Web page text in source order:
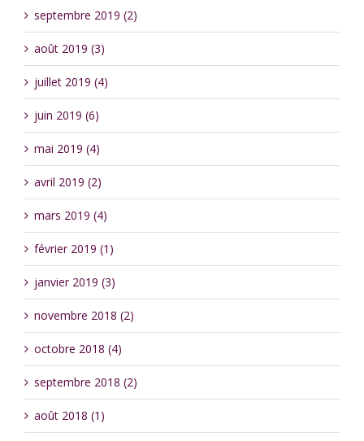
septembre 2019 (2)
août 2019 (3)
juillet 2019 (4)
juin 2019 (6)
mai 2019 (4)
avril 2019 (2)
mars 2019 (4)
février 2019 (1)
janvier 2019 (3)
novembre 2018 (2)
octobre 2018 (4)
septembre 2018 (2)
août 2018 (1)